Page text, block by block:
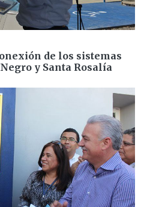
de los sistemas
y Santa Rosalía